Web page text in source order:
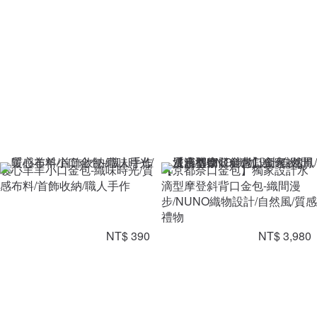
暖心羊羊小口金包-織味時光/質
感布料/首飾收納/職人手作
NT$ 390
【京都奈口金包】獨家設計水
滴型摩登斜背口金包-織間漫
步/NUNO織物設計/自然風/質感
禮物
NT$ 3,980